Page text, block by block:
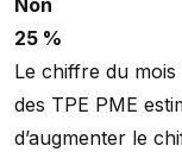
Non
25 %
Le chiffre du mois
des TPE PME
d’augmenter le